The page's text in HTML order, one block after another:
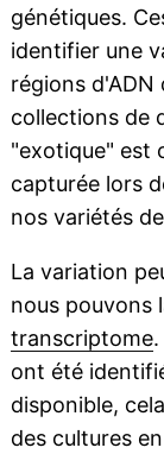
génétiques.
identifier une
régions d'ADN
collections de
"exotique" est
capturée lors
nos variétés
La variation
nous pouvons
transcriptome.
ont été
disponible,
des cultures